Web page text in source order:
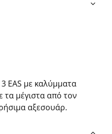
EAS με καλύμματα
τα μέγιστα από τον
αξεσουάρ.